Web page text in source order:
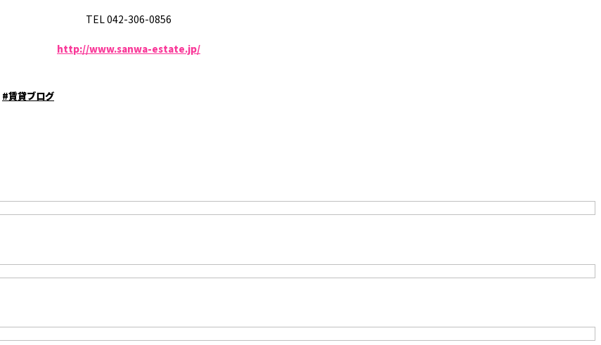
TEL 042-306-0856
http://www.sanwa-estate.jp/
#賃貸ブログ